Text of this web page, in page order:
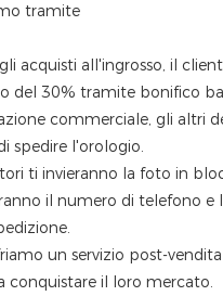
tramite
del 30% tramite bonifico
commerciale, gli altri
spedire l'orologio.
il numero di telefono e
conquistare il loro mercato.